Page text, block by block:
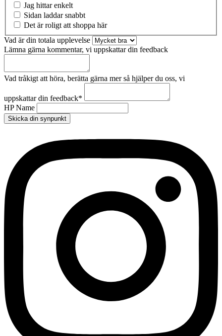
Jag hittar enkelt
Sidan laddar snabbt
Det är roligt att shoppa här
Vad är din totala upplevelse
Lämna gärna kommentar, vi uppskattar din feedback
Vad tråkigt att höra, berätta gärna mer så hjälper du oss, vi
uppskattar din feedback*
HP Name
Skicka din synpunkt